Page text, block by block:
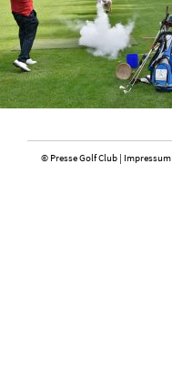
© Presse Golf Club | Impressum